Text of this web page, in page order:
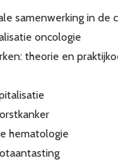
samenwerking in de
oncologie
theorie en
hematologie